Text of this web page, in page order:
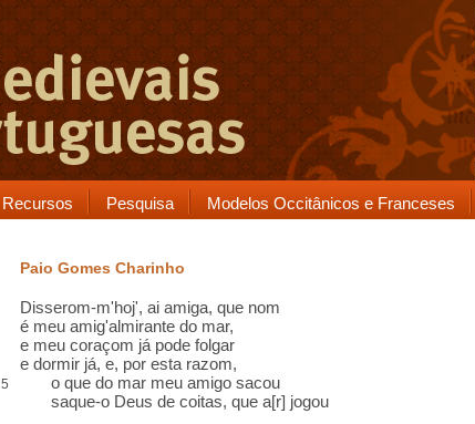
Recursos Pesquisa Modelos Occitânicos e Franceses
Paio Gomes Charinho
Disserom-m'hoj', ai amiga, que nom
é meu amig'almirante do mar,
e meu coraçom já pode folgar
e dormir já, e, por esta razom,
5
o que do mar meu amigo sacou
saque-o Deus de coitas, que a[r] jogou